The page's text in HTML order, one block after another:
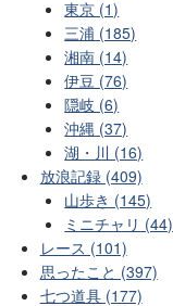
東京 (1)
三浦 (185)
湘南 (14)
伊豆 (76)
隠岐 (6)
沖縄 (37)
湖・川 (16)
放浪記録 (409)
山歩き (145)
ミニチャリ (44)
レース (101)
思ったこと (397)
七つ道具 (177)